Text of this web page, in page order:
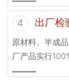
4 出厂检
原材料、半成
厂产品实行